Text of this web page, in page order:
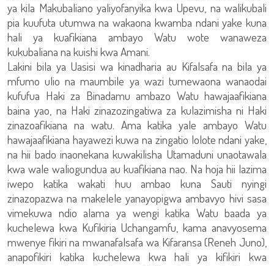
ya kila Makubaliano yaliyofanyika kwa Upevu, na walikubali
pia kuufuta utumwa na wakaona kwamba ndani yake kuna
hali ya kuafikiana ambayo Watu wote wanaweza
kukubaliana na kuishi kwa Amani.
Lakini bila ya Uasisi wa kinadharia au Kifalsafa na bila ya
mfumo ulio na maumbile ya wazi tumewaona wanaodai
kufufua Haki za Binadamu ambazo Watu hawajaafikiana
baina yao, na Haki zinazozingatiwa za kulazimisha ni Haki
zinazoafikiana na watu. Ama katika yale ambayo Watu
hawajaafikiana hayawezi kuwa na zingatio lolote ndani yake,
na hii bado inaonekana kuwakilisha Utamaduni unaotawala
kwa wale waliogundua au kuafikiana nao. Na hoja hii lazima
iwepo katika wakati huu ambao kuna Sauti nyingi
zinazopazwa na makelele yanayopigwa ambavyo hivi sasa
vimekuwa ndio alama ya wengi katika Watu baada ya
kuchelewa kwa Kufikiria Uchangamfu, kama anavyosema
mwenye fikiri na mwanafalsafa wa Kifaransa (Reneh Juno),
anapofikiri katika kuchelewa kwa hali ya kifikiri kwa